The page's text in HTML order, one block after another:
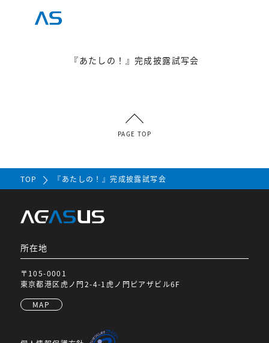
『あたしの！』完成披露試写会
PAGE TOP
TOP 『あたしの！』完成披露試写会
所在地
〒105-0001
東京都港区虎ノ門2-4-1虎ノ門ピアザビル6F
MAP